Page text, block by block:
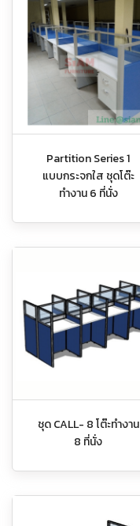
Partition Series 1
แบบกระจกใส ชุดโต๊ะ
ทำงาน 6 ที่นั่ง
ชุด CALL- 8 โต๊ะทำงาน
8 ที่นั่ง